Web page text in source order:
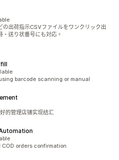
の出荷指示CSVファイルをワンクリック出
送り状番号にも対応。
barcode scanning or manual
的管理店铺实现结汇
orders confirmation